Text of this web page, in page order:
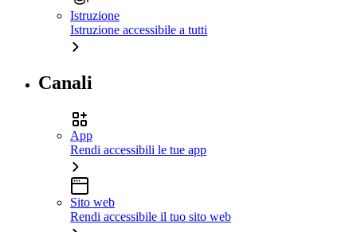
Istruzione
Istruzione accessibile a tutti
Canali
App
Rendi accessibili le tue app
Sito web
Rendi accessibile il tuo sito web